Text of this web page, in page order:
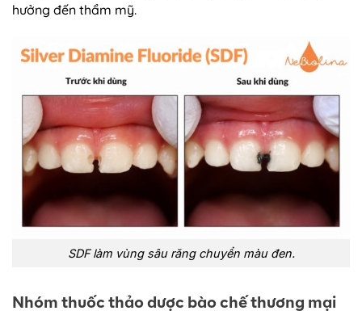
hưởng đến thẩm mỹ.
SDF làm vùng sâu răng chuyển màu đen.
Nhóm thuốc thảo dược bào chế thương mại